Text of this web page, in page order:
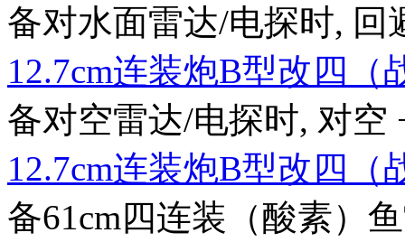
备对水面雷达/电探时, 回
12.7cm连装炮B型改四（
备对空雷达/电探时, 对空
12.7cm连装炮B型改四（
备61cm四连装（酸素）